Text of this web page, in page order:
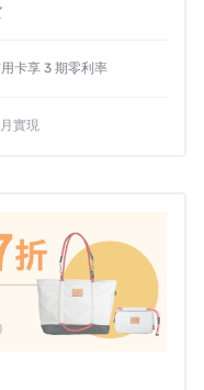
永續發展所提出的計
卡享 3 期零利率
實現